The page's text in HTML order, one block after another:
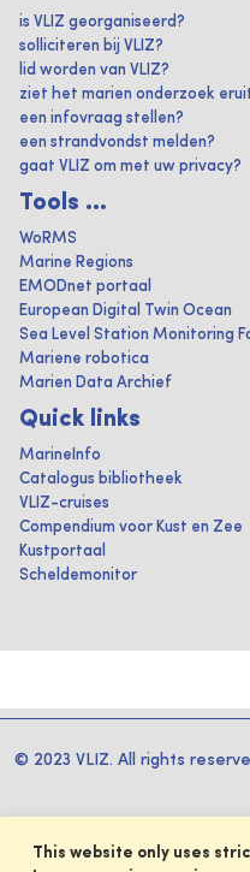
is VLIZ georganiseerd?
solliciteren bij VLIZ?
lid worden van VLIZ?
ziet het marien onderzoek
een infovraag stellen?
een strandvondst melden?
gaat VLIZ om met uw privacy?
Tools ...
WoRMS
Marine Regions
EMODnet portaal
European Digital Twin Ocean
Sea Level Station Monitoring
Mariene robotica
Marien Data Archief
Quick links
MarineInfo
Catalogus bibliotheek
VLIZ-cruises
Compendium voor Kust en Zee
Kustportaal
Scheldemonitor
© 2023 VLIZ. All rights
This website only uses